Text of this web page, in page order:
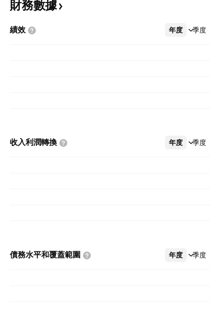
財務數據
績效 年度 季度
更多
收入利潤轉換 年度 季度
更多
債務水平和覆蓋範圍 年度 季度
更多